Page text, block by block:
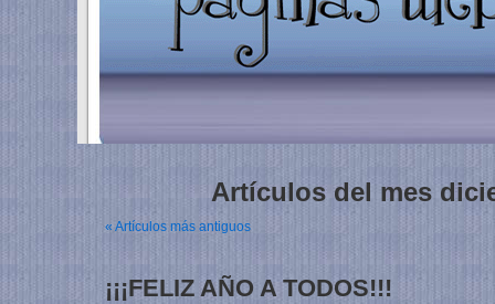
Artículos del mes
« Artículos más antiguos
¡¡¡FELIZ AÑO A TODOS!!!